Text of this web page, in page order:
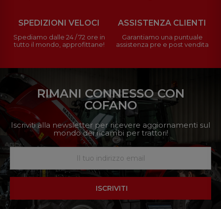
SPEDIZIONI VELOCI
Spediamo dalle 24 / 72 ore in
tutto il mondo, approfittane!
ASSISTENZA CLIENTI
Garantiamo una puntuale
assistenza pre e post vendita
RIMANI CONNESSO CON
COFANO
Iscriviti alla newsletter per ricevere aggiornamenti sul
mondo dei ricambi per trattori!
ISCRIVITI